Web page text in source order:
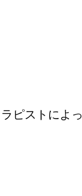
ピストによ